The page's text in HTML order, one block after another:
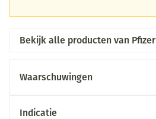
Bekijk alle producten van Pfizer
Waarschuwingen
Indicatie